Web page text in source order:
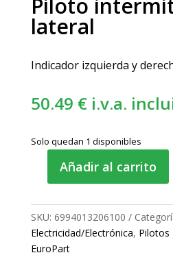
Piloto
lateral
Indicador izquierda y
50.49 € i.v.a.
Solo quedan 1 disponibles
lateral
cantidad
Añadir al carrito
SKU: 6994013206100
Electricidad/Electrónica, Pilotos
EuroPart